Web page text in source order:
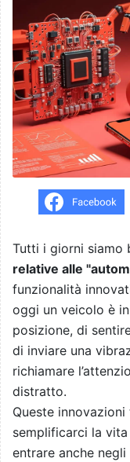
Tutti i giorni siamo
relative alle
funzionalità
oggi un veicolo è
posizione, di
di inviare una
richiamare
distratto.
Queste
semplificarci la
entrare anche